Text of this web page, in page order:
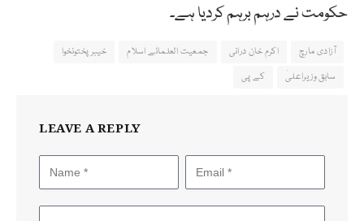
حکومت نے درہم برہم کردیا ہے۔
آزادی مارچ اکرم خان درانی جمعیت العلمائے اسلام
خیبرپختونخوا
سابق وزیراعلیٰ
کے پی
LEAVE A REPLY